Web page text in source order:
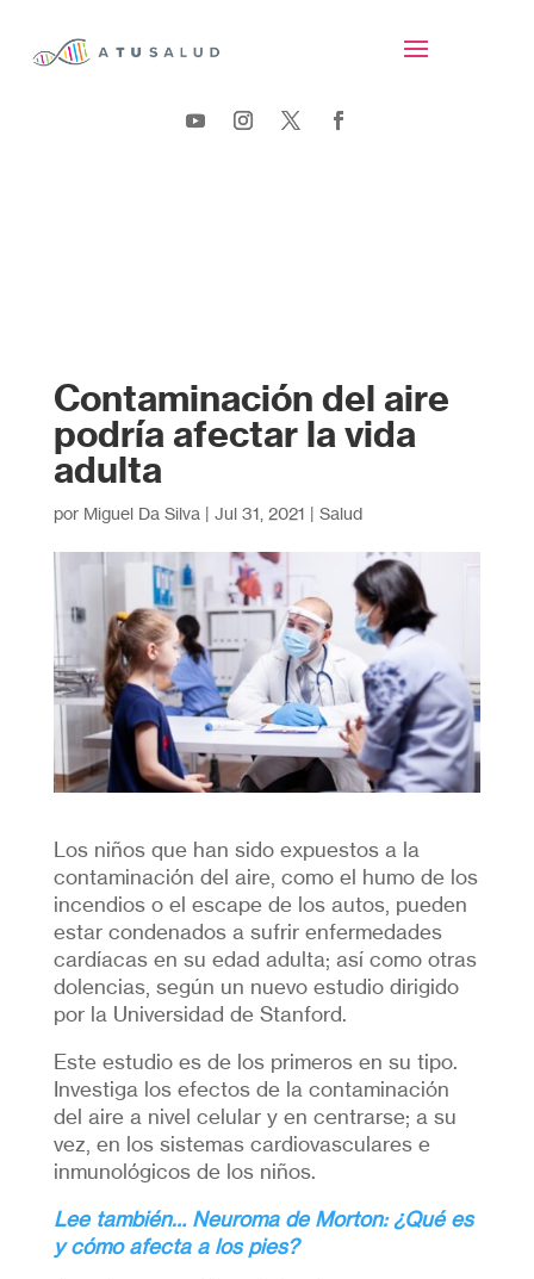
Contaminación del aire
podría afectar la vida
adulta
por Miguel Da Silva | Jul 31, 2021 | Salud
Los niños que han sido expuestos a la
contaminación del aire, como el humo de los
incendios o el escape de los autos, pueden
estar condenados a sufrir enfermedades
cardíacas en su edad adulta; así como otras
dolencias, según un nuevo estudio dirigido
por la Universidad de Stanford.
Este estudio es de los primeros en su tipo.
Investiga los efectos de la contaminación
del aire a nivel celular y en centrarse; a su
vez, en los sistemas cardiovasculares e
inmunológicos de los niños.
Lee también… Neuroma de Morton: ¿Qué es
y cómo afecta a los pies?